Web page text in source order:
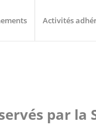
Activités
par la